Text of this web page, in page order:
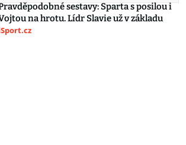
sestavy: Sparta s posilou i
na hrotu. Lídr Slavie už v základu